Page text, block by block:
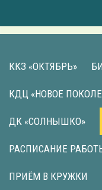
ККЗ «ОКТЯБРЬ»
КДЦ «НОВОЕ
ДК «СОЛНЫШКО»
РАСПИСАНИЕ
ПРИЁМ В КРУЖКИ